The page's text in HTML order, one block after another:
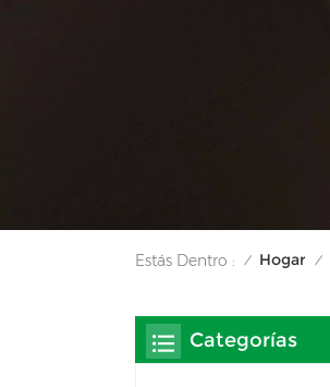
Estás Dentro : / Hogar /
Categorías